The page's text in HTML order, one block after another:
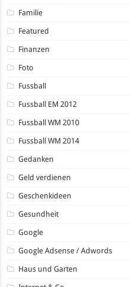
Familie
Featured
Finanzen
Foto
Fussball
Fussball EM 2012
Fussball WM 2010
Fussball WM 2014
Gedanken
Geld verdienen
Geschenkideen
Gesundheit
Google
Google Adsense / Adwords
Haus und Garten